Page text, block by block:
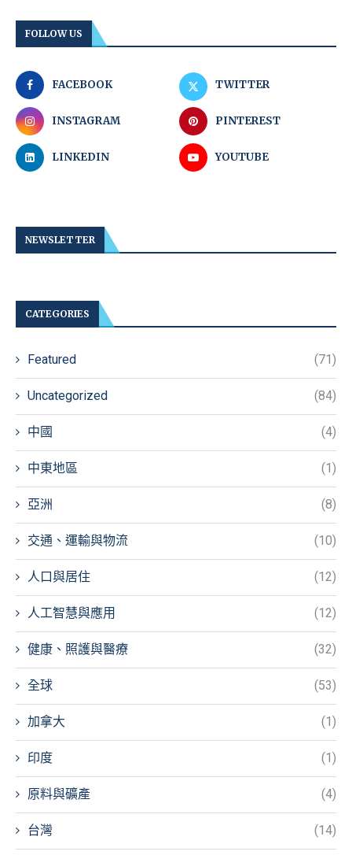
FOLLOW US
FACEBOOK TWITTER
INSTAGRAM PINTEREST
LINKEDIN YOUTUBE
NEWSLETTER
CATEGORIES
Featured (71)
Uncategorized (84)
中國 (4)
中東地區 (1)
亞洲 (8)
交通、運輸與物流 (10)
人口與居住 (12)
人工智慧與應用 (12)
健康、照護與醫療 (32)
全球 (53)
加拿大 (1)
印度 (1)
原料與礦產 (4)
台灣 (14)